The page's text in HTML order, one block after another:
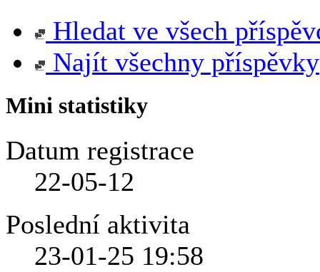
Hledat ve všech
Najít všechny příspěvky
Mini statistiky
Datum registrace
22-05-12
Poslední aktivita
23-01-25 19:58